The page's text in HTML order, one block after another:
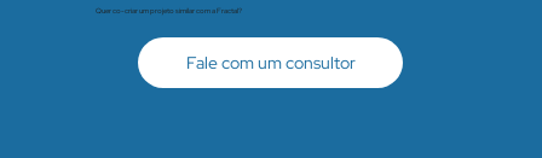
Quer co-criar um projeto similar com a Fractal?
Fale com um consultor